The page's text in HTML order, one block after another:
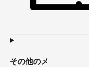
その他のメ